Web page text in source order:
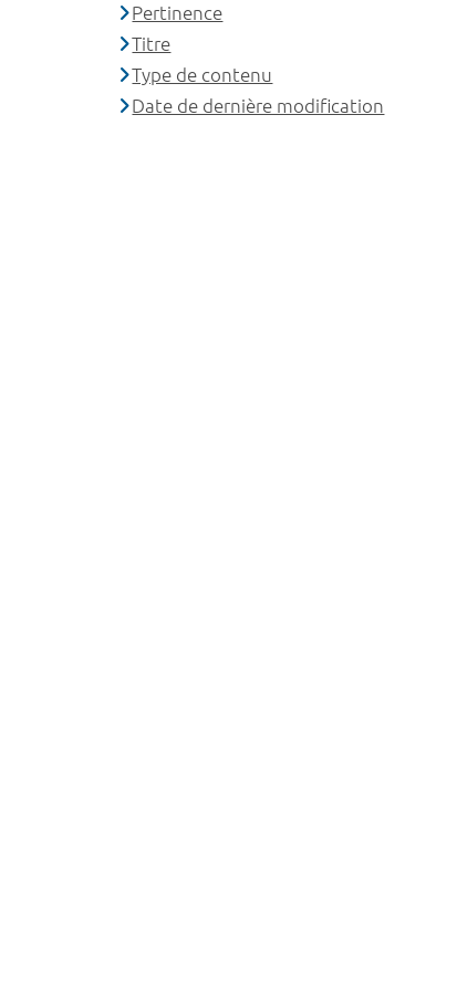
Pertinence
Titre
Type de contenu
Date de dernière modification